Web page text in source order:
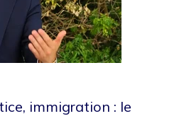
immigration : le